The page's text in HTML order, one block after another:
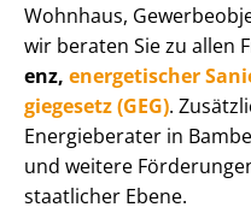
Wohnhaus,
wir beraten Sie zu allen
enz, energetischer
gie­ge­setz (GEG).
Energieberater in
und weitere
staatlicher Ebene.